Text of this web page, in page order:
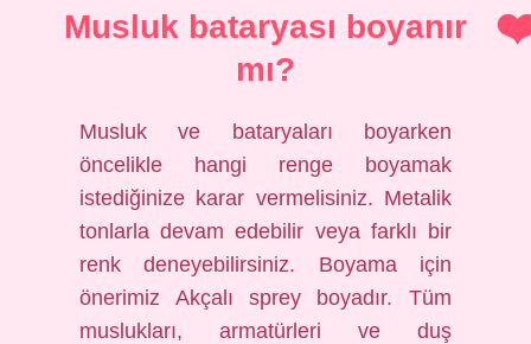
Musluk bataryası boyanır
mı?
Musluk ve bataryaları boyarken
öncelikle hangi renge boyamak
istediğinize karar vermelisiniz. Metalik
tonlarla devam edebilir veya farklı bir
renk deneyebilirsiniz. Boyama için
önerimiz Akçalı sprey boyadır. Tüm
muslukları, armatürleri ve duş